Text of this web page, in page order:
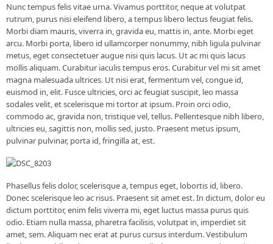
Nunc tempus felis vitae urna. Vivamus porttitor, neque at volutpat
rutrum, purus nisi eleifend libero, a tempus libero lectus feugiat felis.
Morbi diam mauris, viverra in, gravida eu, mattis in, ante. Morbi eget
arcu. Morbi porta, libero id ullamcorper nonummy, nibh ligula pulvinar
metus, eget consectetuer augue nisi quis lacus. Ut ac mi quis lacus
mollis aliquam. Curabitur iaculis tempus eros. Curabitur vel mi sit amet
magna malesuada ultrices. Ut nisi erat, fermentum vel, congue id,
euismod in, elit. Fusce ultricies, orci ac feugiat suscipit, leo massa
sodales velit, et scelerisque mi tortor at ipsum. Proin orci odio,
commodo ac, gravida non, tristique vel, tellus. Pellentesque nibh libero,
ultricies eu, sagittis non, mollis sed, justo. Praesent metus ipsum,
pulvinar pulvinar, porta id, fringilla at, est.
Phasellus felis dolor, scelerisque a, tempus eget, lobortis id, libero.
Donec scelerisque leo ac risus. Praesent sit amet est. In dictum, dolor eu
dictum porttitor, enim felis viverra mi, eget luctus massa purus quis
odio. Etiam nulla massa, pharetra facilisis, volutpat in, imperdiet sit
amet, sem. Aliquam nec erat at purus cursus interdum. Vestibulum